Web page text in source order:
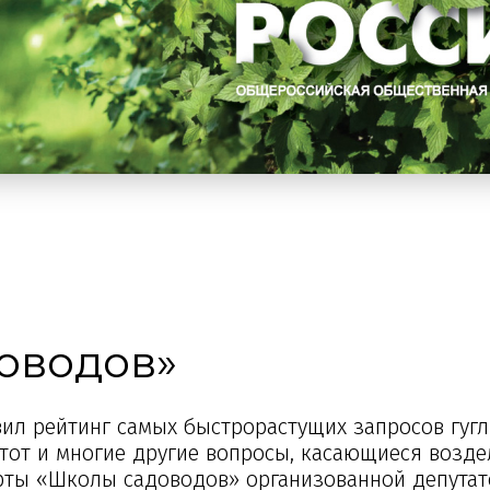
рейтинг самых быстрорастущих запросов
и многие другие вопросы, касающиеся
«Школы садоводов» организованной